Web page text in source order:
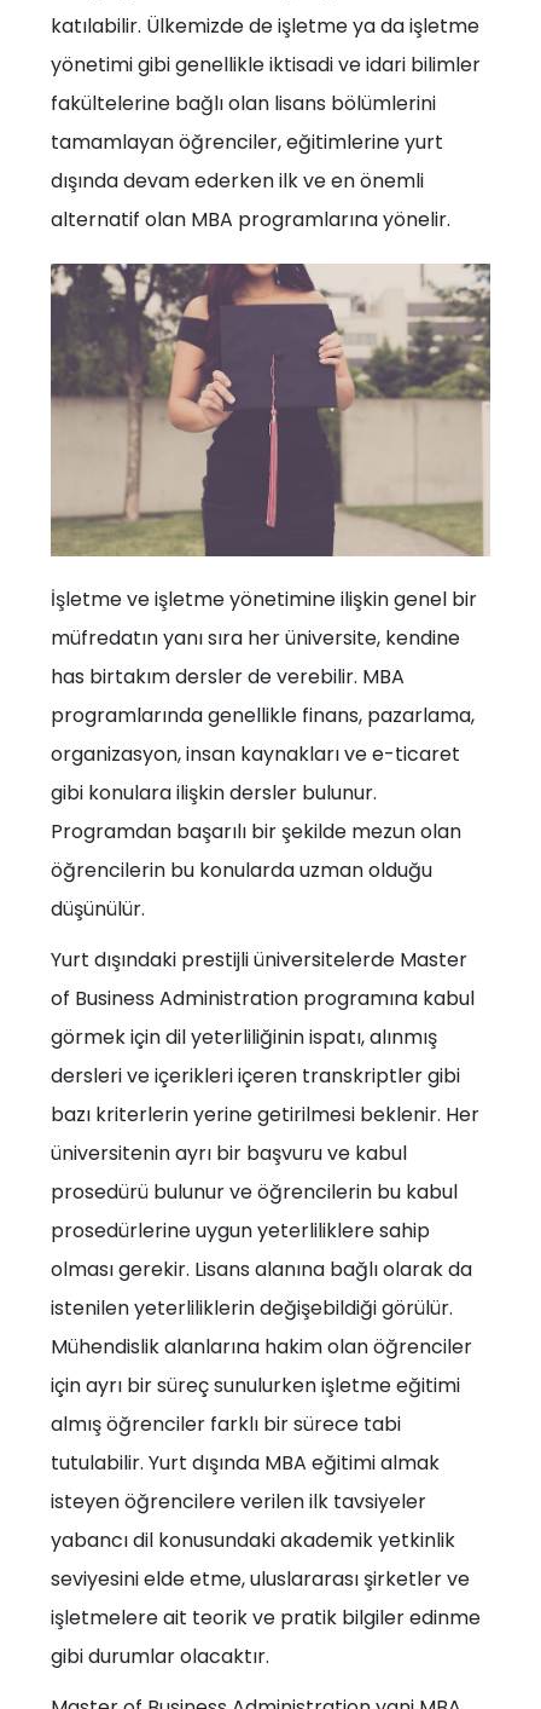
katılabilir. Ülkemizde de işletme ya da işletme
yönetimi gibi genellikle iktisadi ve idari bilimler
fakültelerine bağlı olan lisans bölümlerini
tamamlayan öğrenciler, eğitimlerine yurt
dışında devam ederken ilk ve en önemli
alternatif olan MBA programlarına yönelir.
İşletme ve işletme yönetimine ilişkin genel bir
müfredatın yanı sıra her üniversite, kendine
has birtakım dersler de verebilir. MBA
programlarında genellikle finans, pazarlama,
organizasyon, insan kaynakları ve e-ticaret
gibi konulara ilişkin dersler bulunur.
Programdan başarılı bir şekilde mezun olan
öğrencilerin bu konularda uzman olduğu
düşünülür.
Yurt dışındaki prestijli üniversitelerde Master
of Business Administration programına kabul
görmek için dil yeterliliğinin ispatı, alınmış
dersleri ve içerikleri içeren transkriptler gibi
bazı kriterlerin yerine getirilmesi beklenir. Her
üniversitenin ayrı bir başvuru ve kabul
prosedürü bulunur ve öğrencilerin bu kabul
prosedürlerine uygun yeterliliklere sahip
olması gerekir. Lisans alanına bağlı olarak da
istenilen yeterliliklerin değişebildiği görülür.
Mühendislik alanlarına hakim olan öğrenciler
için ayrı bir süreç sunulurken işletme eğitimi
almış öğrenciler farklı bir sürece tabi
tutulabilir. Yurt dışında MBA eğitimi almak
isteyen öğrencilere verilen ilk tavsiyeler
yabancı dil konusundaki akademik yetkinlik
seviyesini elde etme, uluslararası şirketler ve
işletmelere ait teorik ve pratik bilgiler edinme
gibi durumlar olacaktır.